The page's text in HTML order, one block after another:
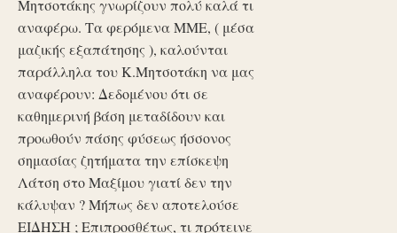
Μητσοτάκης γνωρίζουν πολύ καλά τι
αναφέρω. Τα φερόμενα ΜΜΕ, ( μέσα
μαζικής εξαπάτησης ), καλούνται
παράλληλα του Κ.Μητσοτάκη να μας
αναφέρουν: Δεδομένου ότι σε
καθημερινή βάση μεταδίδουν και
προωθούν πάσης φύσεως ήσσονος
σημασίας ζητήματα την επίσκεψη
Λάτση στο Μαξίμου γιατί δεν την
κάλυψαν ? Μήπως δεν αποτελούσε
ΕΙΔΗΣΗ ; Επιπροσθέτως, τι πρότεινε